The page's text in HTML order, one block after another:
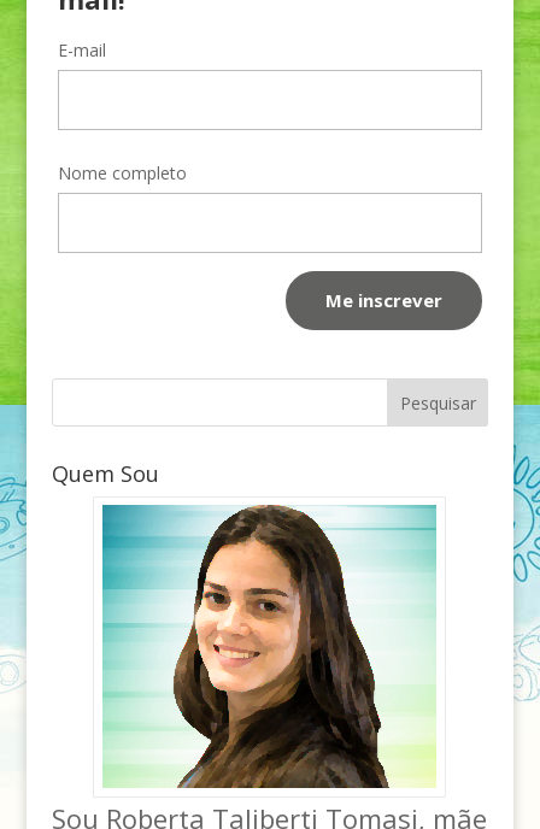
E-mail
Nome completo
Quem Sou
Sou Roberta Taliberti Tomasi, mãe